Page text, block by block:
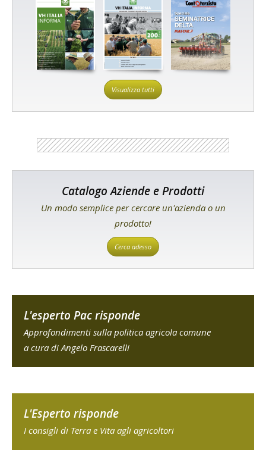
Visualizza tutti
Catalogo Aziende e Prodotti
Un modo semplice per cercare un'azienda o un
prodotto!
Cerca adesso
L'esperto Pac risponde
Approfondimenti sulla politica agricola comune
a cura di Angelo Frascarelli
L'Esperto risponde
I consigli di Terra e Vita agli agricoltori